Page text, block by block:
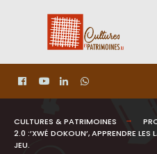
CULTURES & PATRIMOINES
2.0 :’XWÉ DOKOUN’, APPRENDRE LES
JEU.